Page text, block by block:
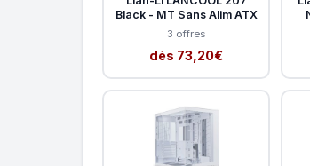
Black - MT Sans Alim ATX
3 offres
dès 73,20€